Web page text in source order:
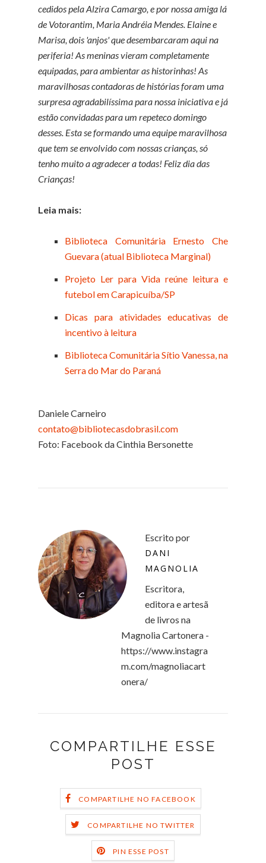
cedidos pela Alzira Camargo, e por nossa amiga lá
de Votorantim, Maria Andréia Mendes. Elaine e
Marisa, dois 'anjos' que desembarcaram aqui na
periferia! As meninas vieram completamente
equipadas, para ambientar as historinhas! As
maravilhosas contadoras de histórias foram uma
surpresa agradabilíssima para nossa iniciativa e já
estão convidadas para um repeteco domingo
desses. Esta se formando uma equipe maravilhosa
que tem se envolvido com nossas crianças, só
tenho muito a agradecer a todas! Feliz dia das
Crianças!
Leia mais:
Biblioteca Comunitária Ernesto Che
Guevara (atual Biblioteca Marginal)
Projeto Ler para Vida reúne leitura e
futebol em Carapicuíba/SP
Dicas para atividades educativas de
incentivo à leitura
Biblioteca Comunitária Sítio Vanessa, na
Serra do Mar do Paraná
Daniele Carneiro
contato@bibliotecasdobrasil.com
Foto: Facebook da Cinthia Bersonette
Escrito por
DANI
MAGNOLIA
Escritora,
editora e artesã
de livros na
Magnolia Cartonera -
https://www.instagra
m.com/magnoliacart
onera/
COMPARTILHE ESSE
POST
COMPARTILHE NO FACEBOOK
COMPARTILHE NO TWITTER
PIN ESSE POST